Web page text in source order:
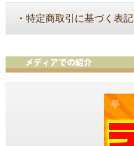
・ 特定商取引に基づく表記